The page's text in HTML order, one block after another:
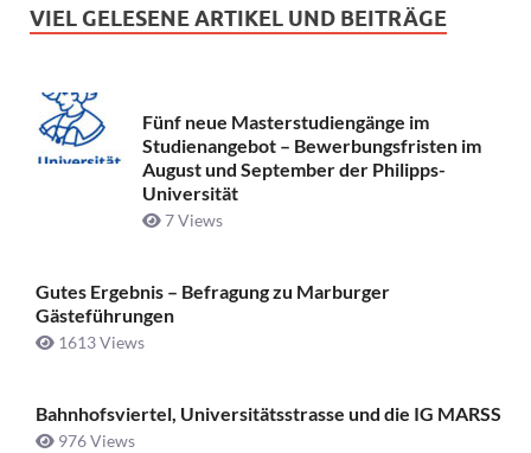
VIEL GELESENE ARTIKEL UND BEITRÄGE
Fünf neue Masterstudiengänge im
Studienangebot – Bewerbungsfristen im
August und September der Philipps-
Universität
7 Views
Gutes Ergebnis – Befragung zu Marburger
Gästeführungen
1613 Views
Bahnhofsviertel, Universitätsstrasse und die IG MARSS
976 Views